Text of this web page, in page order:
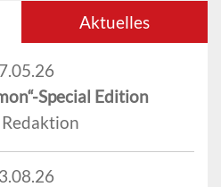
Aktuelles
Special Edition